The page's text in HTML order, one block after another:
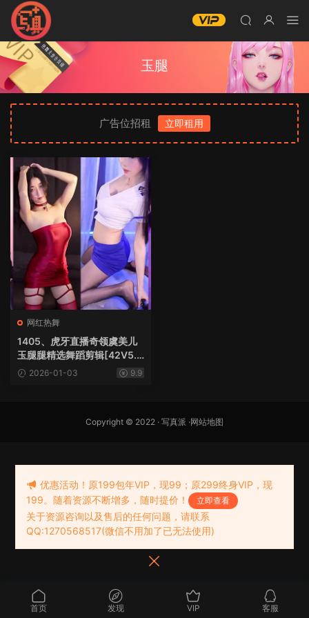
玉腿
广告位招租 立即租用
网红热舞
1405、虎牙直播奇领虞美儿
玉腿腿精选舞蹈剪辑[42V5.4
G] 2026-01-03 9.9
Copyright © 2022 · 写真派 ·网站地图
首页 发现 VIP 客服
优惠活动！原199包年VIP，现99；原299终身VIP，现
199。随着资源不断增多，随时提价！
立即查看
关于资源咨询以及售后的任何问题，请联系
QQ:1270568517(微信不用加了已无法使用)